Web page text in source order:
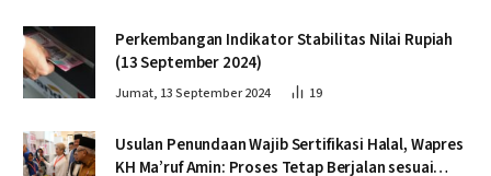
Perkembangan Indikator Stabilitas Nilai Rupiah
(13 September 2024)
Jumat, 13 September 2024 19
Usulan Penundaan Wajib Sertifikasi Halal, Wapres
KH Ma’ruf Amin: Proses Tetap Berjalan sesuai